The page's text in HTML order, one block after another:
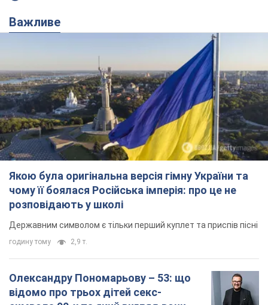
Важливе
Якою була оригінальна версія гімну України та
чому її боялася Російська імперія: про це не
розповідають у школі
Державним символом є тільки перший куплет та приспів пісні
годину тому 2,9 т.
Олександру Пономарьову – 53: що
відомо про трьох дітей секс-